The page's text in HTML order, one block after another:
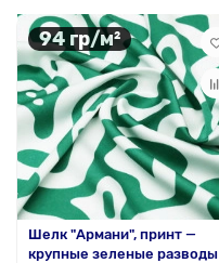
94 гр/м²
Шелк "Армани", принт —
крупные зеленые разводы